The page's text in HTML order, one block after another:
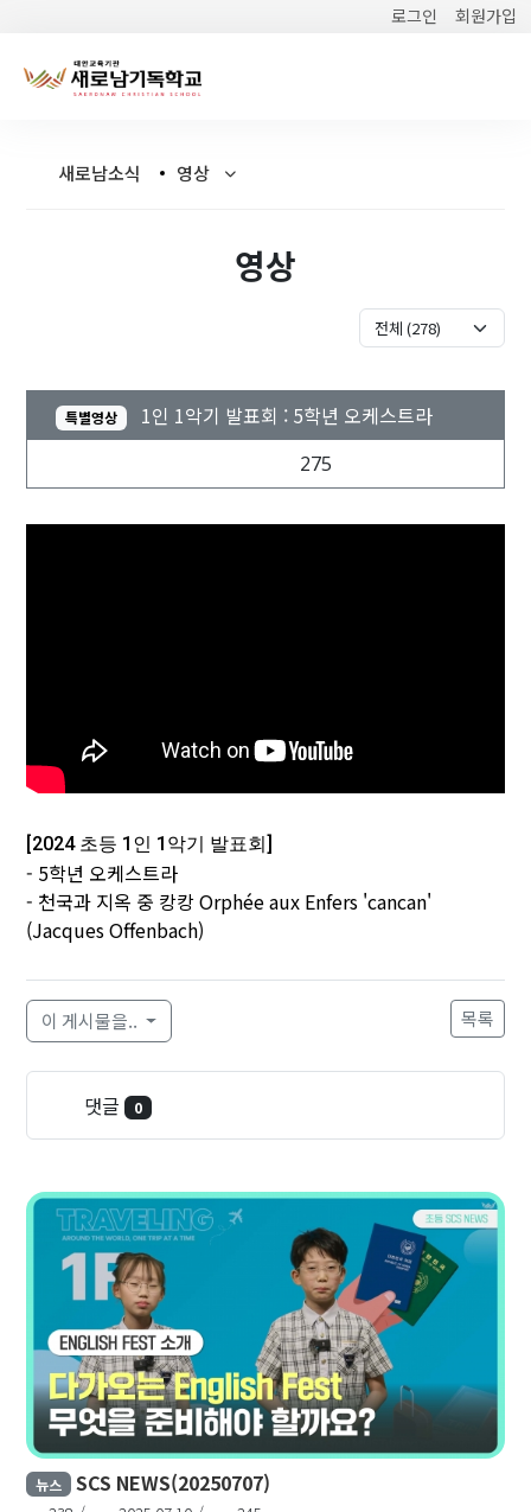
로그인 회원가입
새로남소식 영상
영상
특별영상 1인 1악기 발표회 : 5학년 오케스트라
2024.12.02 16:49
275
[2024 초등 1인 1악기 발표회]
- 5학년 오케스트라
- 천국과 지옥 중 캉캉 Orphée aux Enfers 'cancan'
(Jacques Offenbach)
이 게시물을.. 목록
댓글 0
뉴스 SCS NEWS(20250707)